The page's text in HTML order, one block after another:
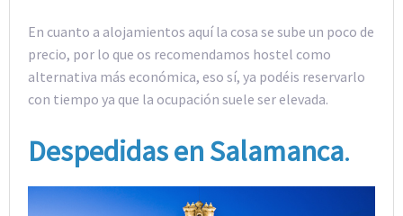
En cuanto a alojamientos aquí la cosa se sube un poco de
precio, por lo que os recomendamos hostel como
alternativa más económica, eso sí, ya podéis reservarlo
con tiempo ya que la ocupación suele ser elevada.
Despedidas en Salamanca.